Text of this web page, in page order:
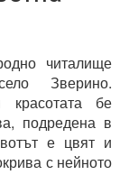
читалище
Зверино.
бе
подредена в
е цвят и
с нейното